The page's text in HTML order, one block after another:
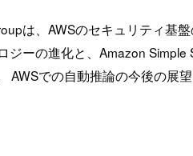
は、AWSのセキュリティ
ジーの進化と、Amazon
AWSでの自動推論の今後の展